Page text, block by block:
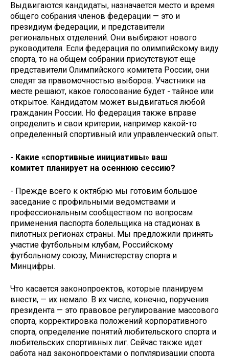
Выдвигаются кандидаты, назначается место и время
общего собрания членов федерации — это и
президиум федерации, и представители
региональных отделений. Они выбирают нового
руководителя. Если федерация по олимпийскому виду
спорта, то на общем собрании присутствуют еще
представители Олимпийского комитета России, они
следят за правомочностью выборов. Участники на
месте решают, какое голосование будет - тайное или
открытое. Кандидатом может выдвигаться любой
гражданин России. Но федерация также вправе
определить и свои критерии, например какой-то
определенный спортивный или управленческий опыт.
- Какие «спортивные инициативы» ваш
комитет планирует на осеннюю сессию?
- Прежде всего к октябрю мы готовим большое
заседание с профильными ведомствами и
профессиональным сообществом по вопросам
применения паспорта болельщика на стадионах в
пилотных регионах страны. Мы предложили принять
участие футбольным клубам, Российскому
футбольному союзу, Министерству спорта и
Минцифры.
Что касается законопроектов, которые планируем
внести, — их немало. В их числе, конечно, поручения
президента — это правовое регулирование массового
спорта, корректировка положений корпоративного
спорта, определение понятий любительского спорта и
любительских спортивных лиг. Сейчас также идет
работа над законопроектами о популяризации спорта